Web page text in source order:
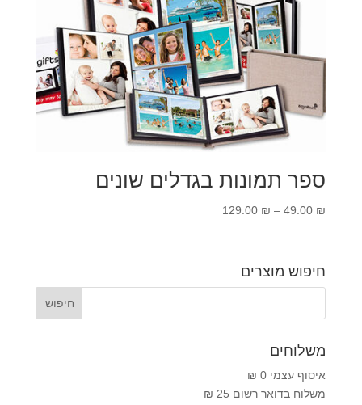
ספר תמונות בגדלים שונים
49.00 ₪
–
129.00 ₪
טווח
חיפוש מוצרים
משלוחים
איסוף עצמי 0 ₪
משלוח בדואר רשום 25 ₪